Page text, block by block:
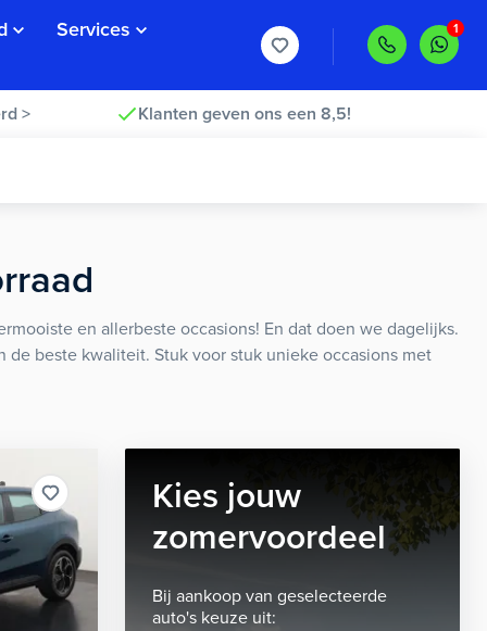
Services
> Klanten geven ons een 8,5!
en allerbeste occasions! En dat doen we dagelijks.
beste kwaliteit. Stuk voor stuk unieke occasions met
Kies jouw
zomervoordeel
Bij aankoop van geselecteerde
auto's keuze uit: